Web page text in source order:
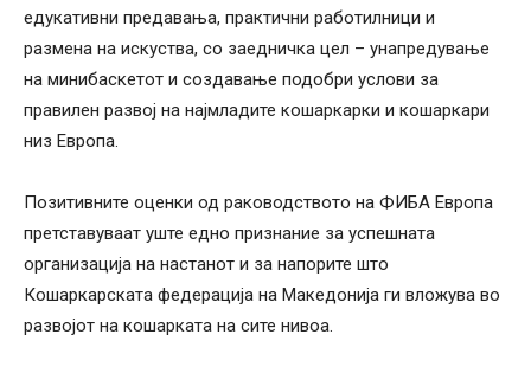
едукативни предавања, практични работилници и
размена на искуства, со заедничка цел – унапредување
на минибаскетот и создавање подобри услови за
правилен развој на најмладите кошаркарки и кошаркари
низ Европа.
Позитивните оценки од раководството на ФИБА Европа
претставуваат уште едно признание за успешната
организација на настанот и за напорите што
Кошаркарската федерација на Македонија ги вложува во
развојот на кошарката на сите нивоа.